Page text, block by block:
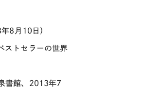
8月10日）
ストセラーの世界
書館、2013年7